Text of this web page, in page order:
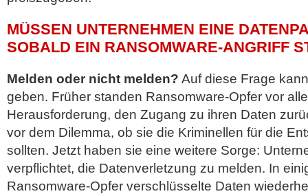
MÜSSEN UNTERNEHMEN EINE
SOBALD EIN RANSOMWARE-ANGRIFF
Melden oder nicht melden? Auf diese Frage
geben. Früher standen Ransomware-Opfer vor
Herausforderung, den Zugang zu ihren Daten
vor dem Dilemma, ob sie die Kriminellen für die
sollten. Jetzt haben sie eine weitere Sorge:
verpflichtet, die Datenverletzung zu melden. In
Ransomware-Opfer verschlüsselte Daten